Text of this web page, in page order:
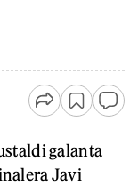
galanta
Javi